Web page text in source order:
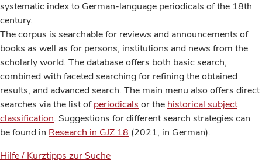
systematic index to German-language periodicals of the 18th
century.
The corpus is searchable for reviews and announcements of
books as well as for persons, institutions and news from the
scholarly world. The database offers both basic search,
combined with faceted searching for refining the obtained
results, and advanced search. The main menu also offers direct
searches via the list ofperiodicals or the historical subject
classification. Suggestions for different search strategies can
be found in Research in GJZ 18 (2021, in German).
Hilfe / Kurztipps zur Suche